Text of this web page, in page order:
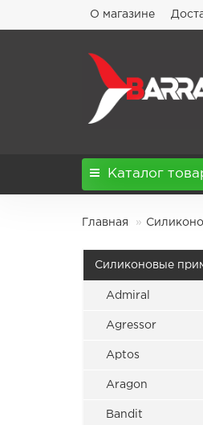
О магазине
Каталог
Главная
Силиконовые
Admiral
Agressor
Aptos
Aragon
Bandit